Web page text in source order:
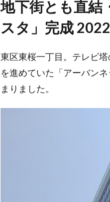
地下街とも直結
スタ」完成
東区東桜一丁目。テレビ
を進めていた「アーバン
まりました。